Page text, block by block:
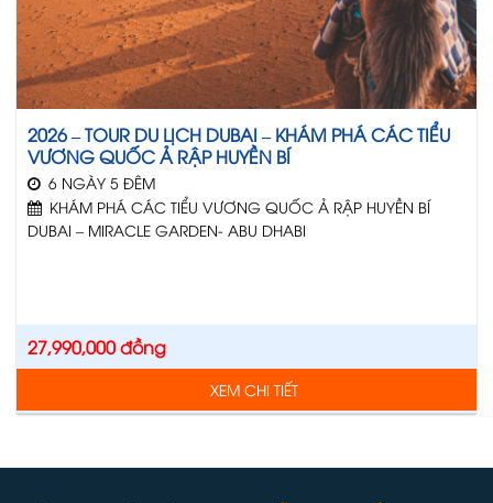
2026 – TOUR DU LỊCH DUBAI – KHÁM PHÁ CÁC TIỂU
VƯƠNG QUỐC Ả RẬP HUYỀN BÍ
6 NGÀY 5 ĐÊM
KHÁM PHÁ CÁC TIỂU VƯƠNG QUỐC Ả RẬP HUYỀN BÍ
DUBAI – MIRACLE GARDEN- ABU DHABI
27,990,000đồng
XEM CHI TIẾT